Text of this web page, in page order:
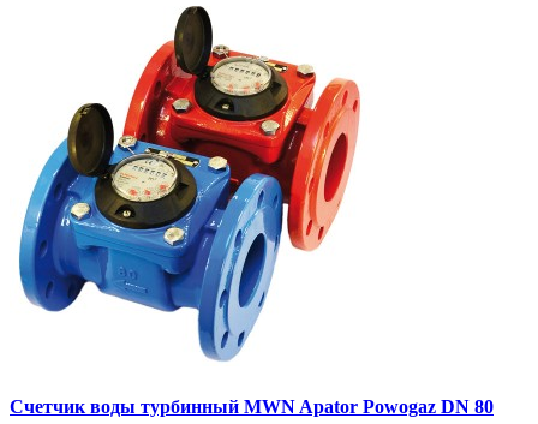
Счетчик воды турбинный MWN Apator Powogaz DN 80